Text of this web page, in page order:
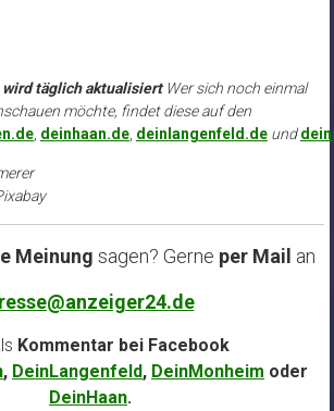
täglich aktualisiert Wer sich noch einmal
möchte, findet diese auf den
, deinhaan.de, deinlangenfeld.deund
Meinung sagen? Gerne per Mail an
Kommentar bei Facebook
, DeinLangenfeld, DeinMonheim oder
DeinHaan.